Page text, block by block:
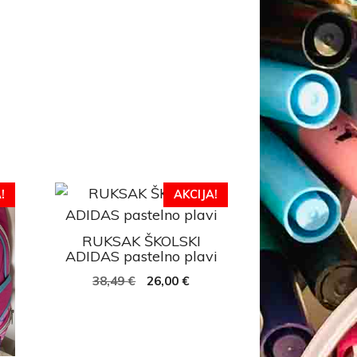
AKCIJA!
RUKSAK ŠKOLSKI
ADIDAS pastelno plavi
38,49€ 26,00€